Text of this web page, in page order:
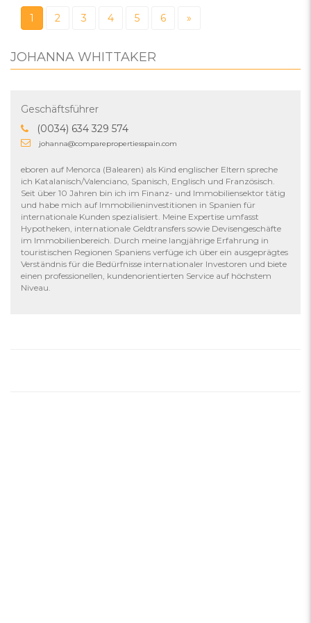
1 2 3 4 5 6 »
JOHANNA WHITTAKER
Geschäftsführer
(0034) 634 329 574
johanna@comparepropertiesspain.com
eboren auf Menorca (Balearen) als Kind englischer Eltern spreche
ich Katalanisch/Valenciano, Spanisch, Englisch und Französisch.
Seit über 10 Jahren bin ich im Finanz- und Immobiliensektor tätig
und habe mich auf Immobilieninvestitionen in Spanien für
internationale Kunden spezialisiert. Meine Expertise umfasst
Hypotheken, internationale Geldtransfers sowie Devisengeschäfte
im Immobilienbereich. Durch meine langjährige Erfahrung in
touristischen Regionen Spaniens verfüge ich über ein ausgeprägtes
Verständnis für die Bedürfnisse internationaler Investoren und biete
einen professionellen, kundenorientierten Service auf höchstem
Niveau.